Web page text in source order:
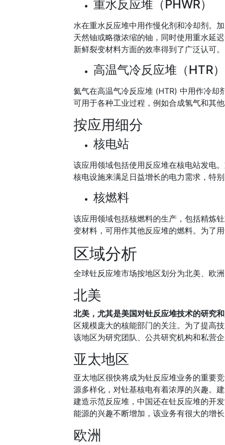
重水反应堆（PHWR）
水在重水反应堆中用作慢化剂和冷却剂。
天然铀或略微浓缩的铀，同时使用重水延
新鲜裂变材料方面的效率得到了广泛认可。
高温气冷反应堆（HTR）
氦气在高温气冷反应堆 (HTR) 中用作冷却
可用于各种工业过程，例如合成氢气和其
按应用细分
核电站
该应用领域包括使用反应堆在核电站发电
核电设施来满足日益增长的电力需求，特
核燃料
该应用领域包括核燃料的生产，包括精炼
变材料，可用作其他反应堆的燃料。为了
区域分析
全球钍反应堆市场按地区划分为北美、欧
北美
北美，尤其是美国对钍反应堆技术的研究
区规模庞大的核能部门的关注。为了提高
该地区为研究团队、公共研究机构和私营
亚太地区
亚太地区很快将成为钍反应堆业务的重要
源多样化，对钍基核电有着浓厚的兴趣。
建造示范反应堆，中国还在钍反应堆的开
能源的兴趣不断增加，该业务有很大的增长
欧洲